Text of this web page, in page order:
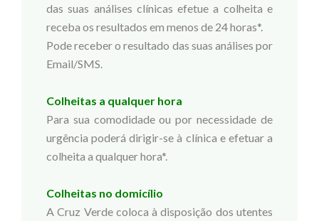
das suas análises clínicas efetue a colheita e
receba os resultados em menos de 24 horas*.
Pode receber o resultado das suas análises por
Email/SMS.
Colheitas a qualquer hora
Para sua comodidade ou por necessidade de
urgência poderá dirigir-se à clínica e efetuar a
colheita a qualquer hora*.
Colheitas no domicílio
A Cruz Verde coloca à disposição dos utentes